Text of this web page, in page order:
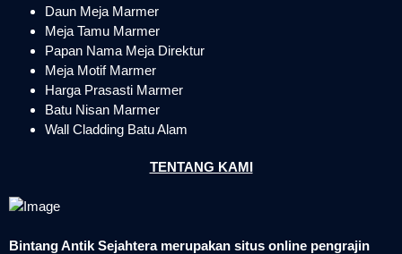
Daun Meja Marmer
Meja Tamu Marmer
Papan Nama Meja Direktur
Meja Motif Marmer
Harga Prasasti Marmer
Batu Nisan Marmer
Wall Cladding Batu Alam
TENTANG KAMI
Bintang Antik Sejahtera merupakan situs online pengrajin